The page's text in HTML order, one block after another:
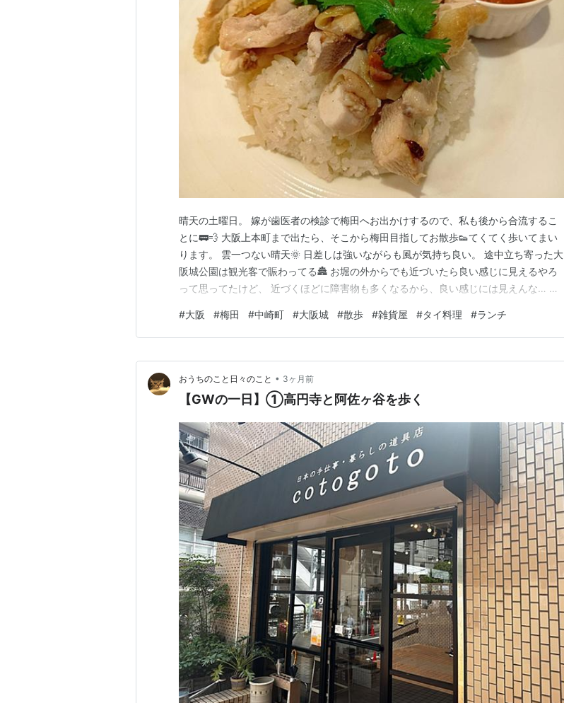
晴天の土曜日。 嫁が歯医者の検診で梅田へお出かけするので、私も後から合流するこ
とに🚃💨 大阪上本町まで出たら、そこから梅田目指してお散歩👟てくてく歩いてまい
ります。 雲一つない晴天🌞 日差しは強いながらも風が気持ち良い。 途中立ち寄った大
阪城公園は観光客で賑わってる🏯 お堀の外からでも近づいたら良い感じに見えるやろ
って思ってたけど、 近づくほどに障害物も多くなるから、良い感じには見えんな… 頭
るかもやけど、今いる西側からならこれが限界か。 いつ見ても広いお堀。武者返しの
石垣も半端ない。 こんなん目の当たりにした足軽は…
#大阪 #梅田 #中崎町 #大阪城 #散歩 #雑貨屋 #タイ料理 #ランチ
おうちのこと日々のこと • 3ヶ月前
【GWの一日】①高円寺と阿佐ヶ谷を歩く